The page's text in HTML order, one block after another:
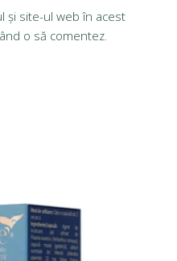
și site-ul web în acest
o să comentez.